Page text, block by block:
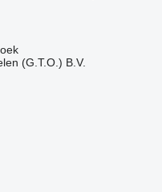
(G.T.O.) B.V.